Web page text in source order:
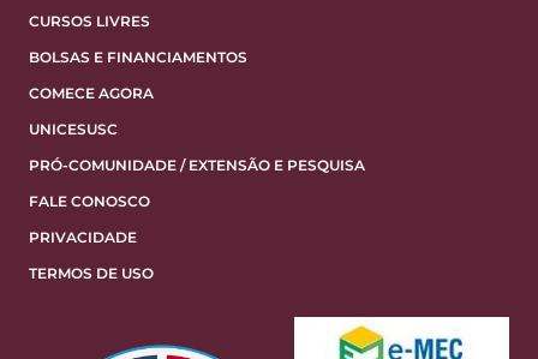
CURSOS LIVRES
BOLSAS E FINANCIAMENTOS
COMECE AGORA
UNICESUSC
PRÓ-COMUNIDADE / EXTENSÃO E PESQUISA
FALE CONOSCO
PRIVACIDADE
TERMOS DE USO